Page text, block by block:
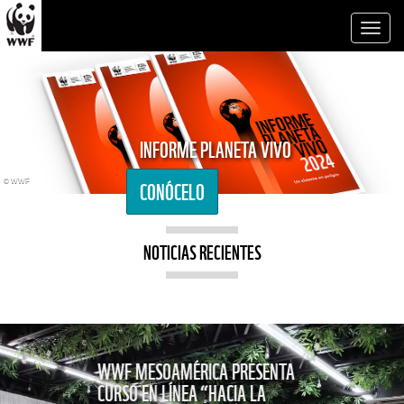
INFORME PLANETA VIVO
CONÓCELO
© WWF
NOTICIAS RECIENTES
WWF MESOAMÉRICA PRESENTA
CURSO EN LÍNEA “HACIA LA